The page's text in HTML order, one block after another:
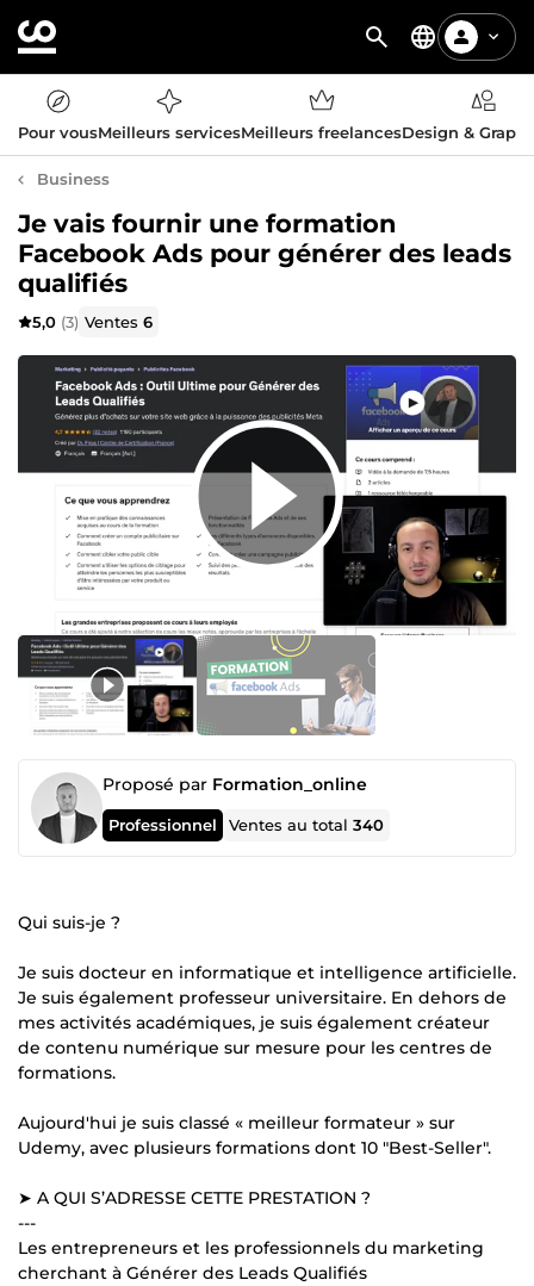
Pour vousMeilleurs servicesMeilleurs freelancesDesign &
Business
Je vais fournir une formation
Facebook Ads pour générer des leads
qualifiés
5,0 (3) Ventes6
Proposé par Formation_online
Professionnel Ventes au total340
Qui suis-je ?
Je suis docteur en informatique et intelligence artificielle.
Je suis également professeur universitaire. En dehors de
mes activités académiques, je suis également créateur
de contenu numérique sur mesure pour les centres de
formations.
Aujourd'hui je suis classé « meilleur formateur » sur
Udemy, avec plusieurs formations dont 10 "Best-Seller".
➤ A QUI S’ADRESSE CETTE PRESTATION ?
---
Les entrepreneurs et les professionnels du marketing
cherchant à Générer des Leads Qualifiés